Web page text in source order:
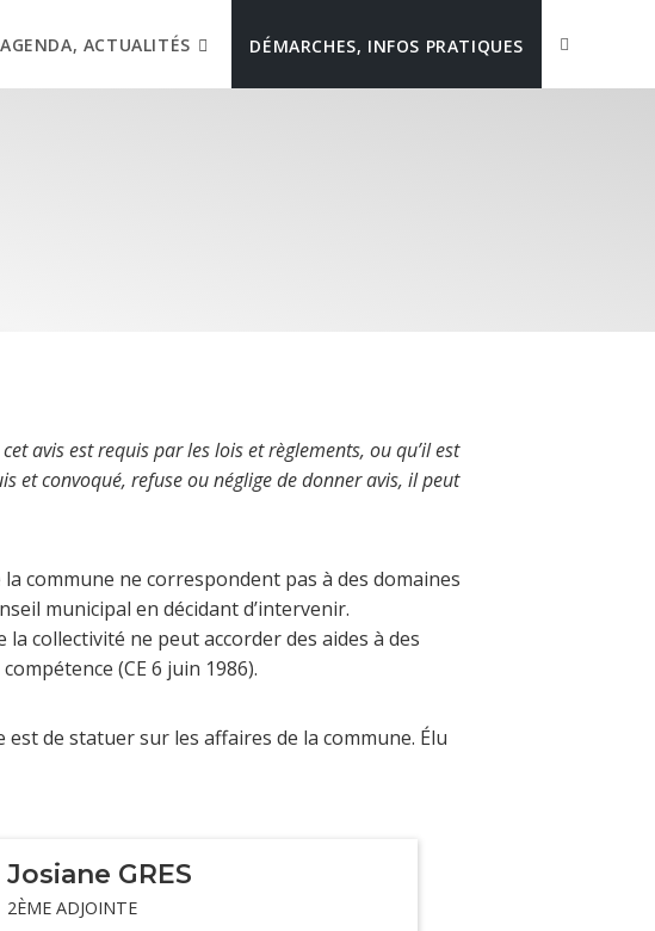
AGENDA, ACTUALITÉS DÉMARCHES, INFOS PRATIQUES
avis est requis par les lois et règlements, ou qu’il est
et convoqué, refuse ou néglige de donner avis, il peut
commune ne correspondent pas à des domaines
municipal en décidant d’intervenir.
collectivité ne peut accorder des aides à des
(CE 6 juin 1986).
de statuer sur les affaires de la commune. Élu
Josiane GRES
2ÈME ADJOINTE